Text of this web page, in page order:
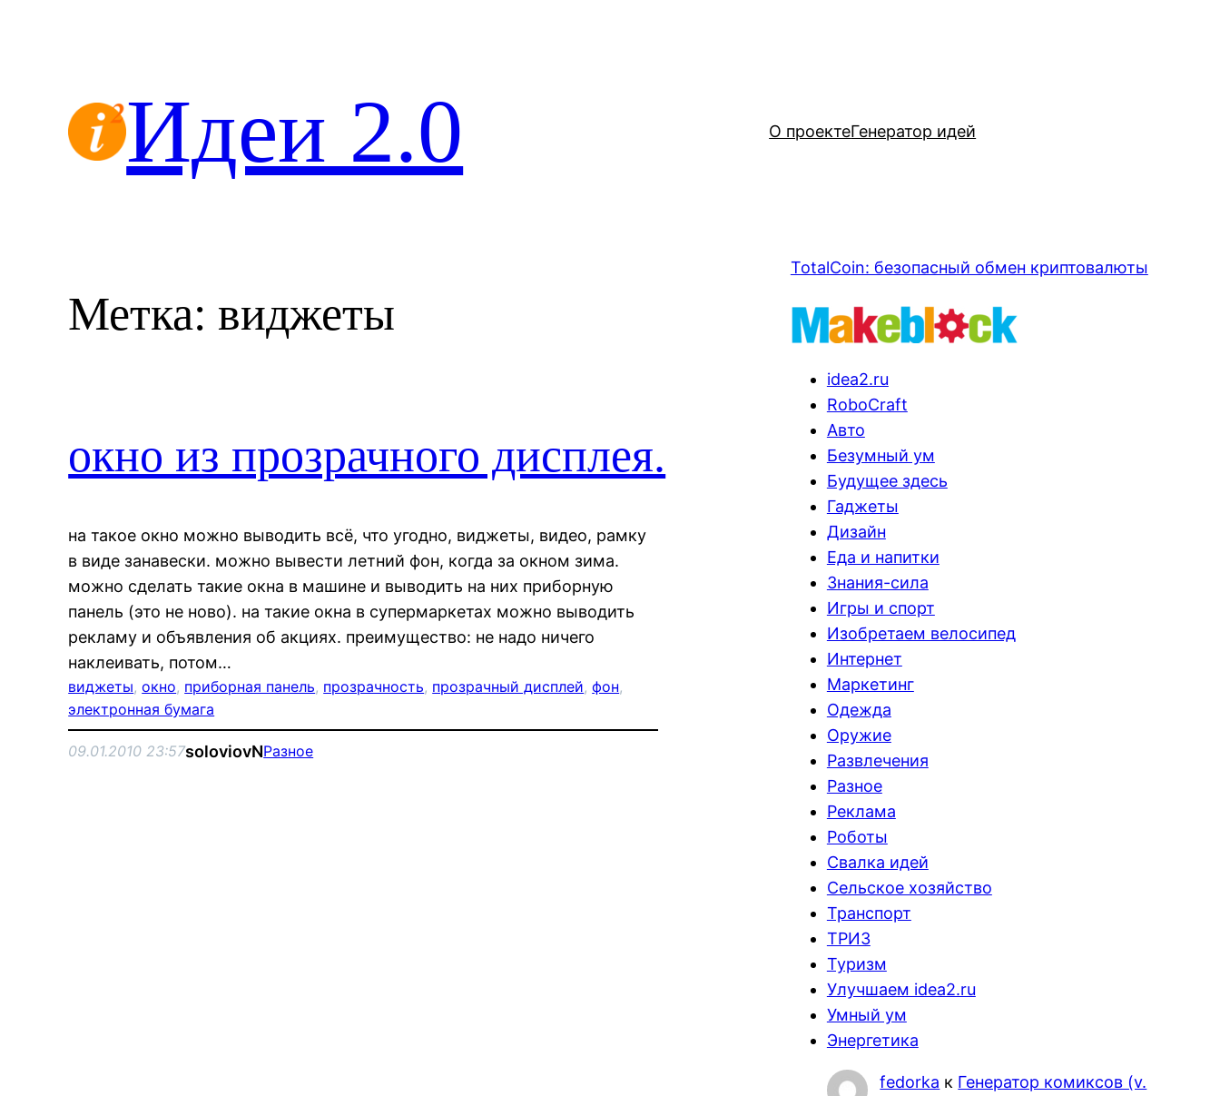
Идеи 2.0 О проектеГенератор идей
Метка: виджеты
окно из прозрачного дисплея.
на такое окно можно выводить всё, что угодно, виджеты, видео, рамку
в виде занавески. можно вывести летний фон, когда за окном зима.
можно сделать такие окна в машине и выводить на них приборную
панель (это не ново). на такие окна в супермаркетах можно выводить
рекламу и объявления об акциях. преимущество: не надо ничего
наклеивать, потом…
виджеты, окно, приборная панель, прозрачность, прозрачный дисплей, фон
электронная бумага
09.01.2010 23:57soloviovNРазное
TotalCoin: безопасный обмен криптовалюты
idea2.ru
RoboCraft
Авто
Безумный ум
Будущее здесь
Гаджеты
Дизайн
Еда и напитки
Знания-сила
Игры и спорт
Изобретаем велосипед
Интернет
Маркетинг
Одежда
Оружие
Развлечения
Разное
Реклама
Роботы
Свалка идей
Сельское хозяйство
Транспорт
ТРИЗ
Туризм
Улучшаем idea2.ru
Умный ум
Энергетика
fedorka к Генератор комиксов (v.